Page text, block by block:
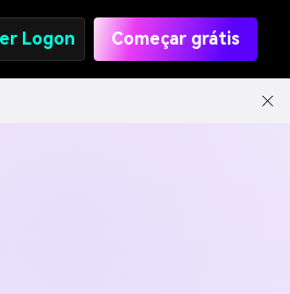
Logon Começar grátis